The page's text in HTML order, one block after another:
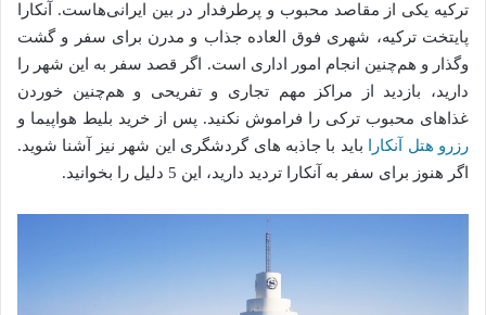
ترکیه یکی از مقاصد محبوب و پرطرفدار در بین ایرانی‌هاست. آنکارا
پایتخت ترکیه، شهری فوق العاده جذاب و مدرن برای سفر و گشت
وگذار و هم‌چنین انجام امور اداری است. اگر قصد سفر به این شهر را
دارید، بازدید از مراکز مهم تجاری و تفریحی و هم‌چنین خوردن
غذاهای محبوب ترکی را فراموش نکنید. پس از خرید بلیط هواپیما و
رزرو هتل آنکارا
باید با جاذبه های گردشگری این شهر نیز آشنا شوید.
اگر هنوز برای سفر به آنکارا تردید دارید، این 5 دلیل را بخوانید.